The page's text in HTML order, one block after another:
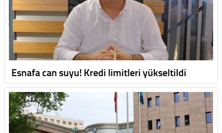
Esnafa can suyu! Kredi limitleri yükseltildi